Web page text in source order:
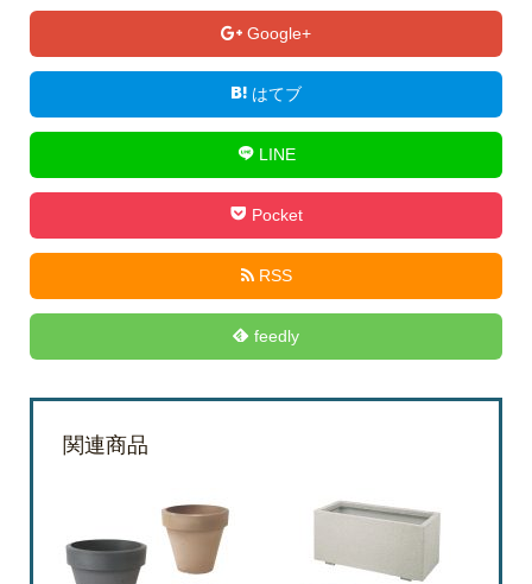
Google+
はてブ
LINE
Pocket
RSS
feedly
関連商品